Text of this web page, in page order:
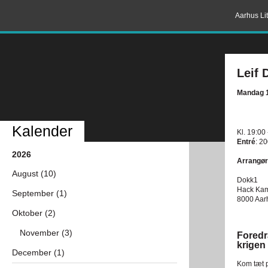
Aarhus
Leif
Mandag
Kl. 19:00
Entré:
Dokk1
Hack
8000
Kom tæt
Kalender
2026
August (10)
September (1)
Oktober (2)
November (3)
December (1)